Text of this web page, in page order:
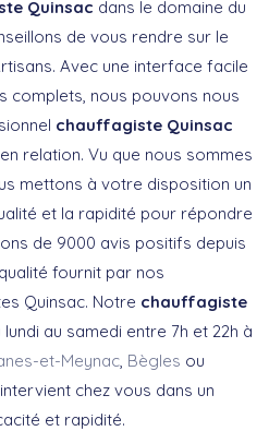
Quinsac dans le domaine du
de vous rendre sur le
Avec une interface facile
complets, nous pouvons nous
chauffagiste Quinsac
relation. Vu que nous sommes
mettons à votre disposition un
et la rapidité pour répondre
de 9000 avis positifs depuis
fournit par nos
Quinsac. Notre chauffagiste
au samedi entre 7h et 22h à
et-Meynac Bègles ou
intervient chez vous dans un
et rapidité.